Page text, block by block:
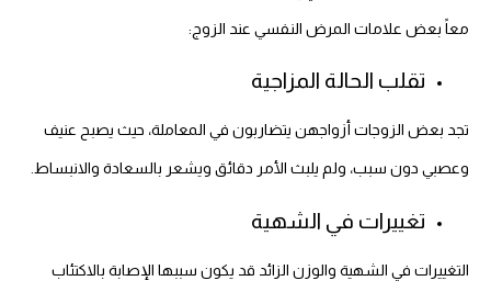
معاً بعض علامات المرض النفسي عند الزوج:
تقلب الحالة المزاجية
تجد بعض الزوجات أزواجهن يتضاربون في المعاملة، حيث يصبح عنيف
وعصبي دون سبب، ولم يلبث الأمر دقائق ويشعر بالسعادة والانبساط.
تغييرات في الشهية
التغييرات في الشهية والوزن الزائد قد يكون سببها الإصابة بالاكتئاب